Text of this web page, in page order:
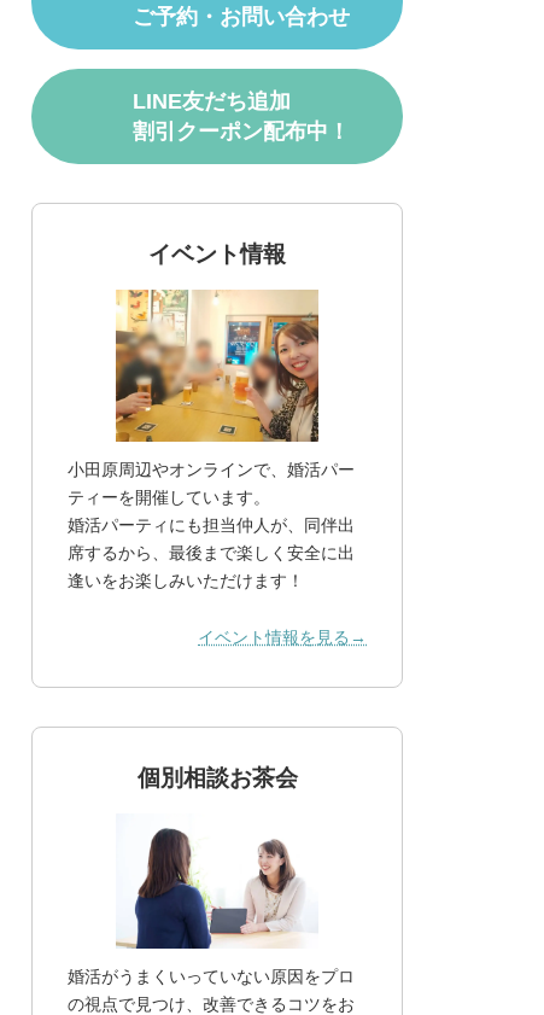
ご予約・お問い合わせ
LINE友だち追加
割引クーポン配布中！
イベント情報
小田原周辺やオンラインで、婚活パー
ティーを開催しています。
婚活パーティにも担当仲人が、同伴出
席するから、最後まで楽しく安全に出
逢いをお楽しみいただけます！
イベント情報を見る→
個別相談お茶会
婚活がうまくいっていない原因をプロ
の視点で見つけ、改善できるコツをお